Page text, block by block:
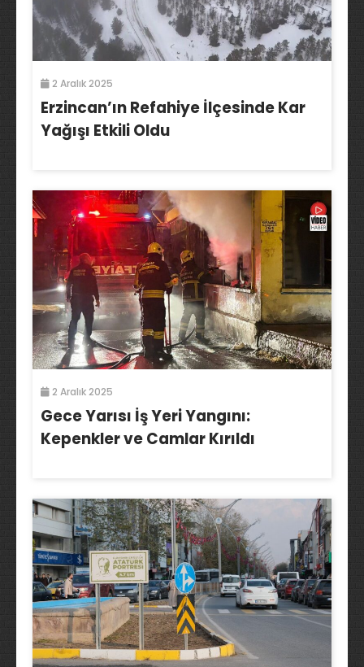
2 Aralık 2025
Erzincan’ın Refahiye İlçesinde Kar
Yağışı Etkili Oldu
2 Aralık 2025
Gece Yarısı İş Yeri Yangını:
Kepenkler ve Camlar Kırıldı